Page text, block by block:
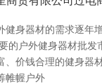
健身器材的需求逐年
的户外健身器材批
、价钱合理的健身器
帷幄户外